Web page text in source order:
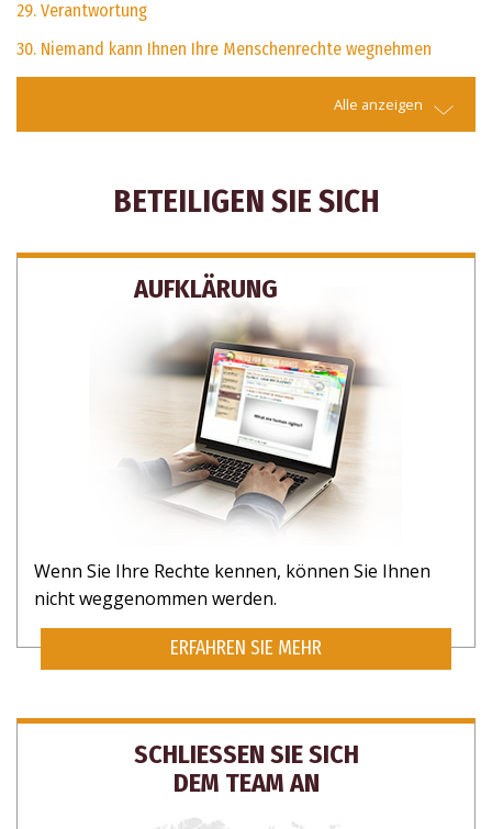
29. Verantwortung
30. Niemand kann Ihnen Ihre Menschenrechte wegnehmen
Alle anzeigen
BETEILIGEN SIE SICH
AUFKLÄRUNG
Wenn Sie Ihre Rechte kennen, können Sie Ihnen
nicht weggenommen werden.
ERFAHREN SIE MEHR
SCHLIESSEN SIE SICH
DEM TEAM AN